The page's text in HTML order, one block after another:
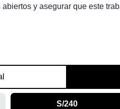
y asegurar que este
S/240